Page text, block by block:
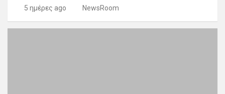
5 ημέρες ago NewsRoom